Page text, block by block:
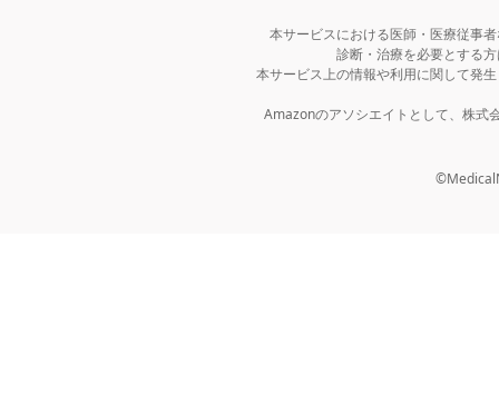
本サービスにおける医師・医療従事
診断・治療を必要とする
本サービス上の情報や利用に関して発
Amazonのアソシエイトとして、株式